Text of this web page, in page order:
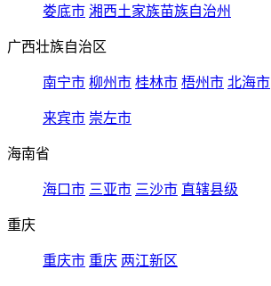
娄底市 湘西土家族苗族自治州
广西壮族自治区
南宁市 柳州市 桂林市 梧州市 北海市
来宾市 崇左市
海南省
海口市 三亚市 三沙市 直辖县级
重庆
重庆市 重庆 两江新区